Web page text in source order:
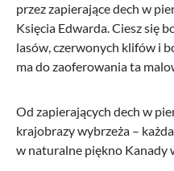
przez zapierające dech w
Księcia Edwarda. Ciesz się
lasów, czerwonych klifów i
ma do zaoferowania ta
Od zapierających dech w
krajobrazy wybrzeża –
w naturalne piękno Kanady